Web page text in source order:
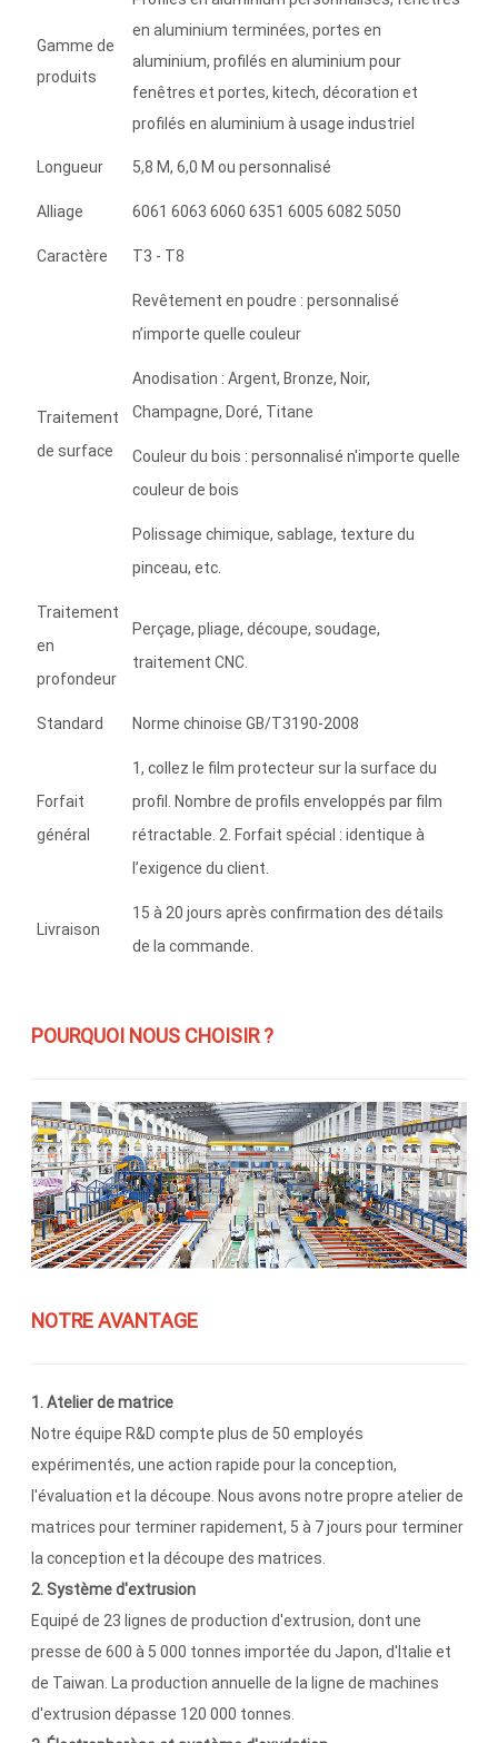
Gamme de
produits
en aluminium terminées, portes en
aluminium, profilés en aluminium pour
fenêtres et portes, kitech, décoration et
profilés en aluminium à usage industriel
Longueur 5,8 M, 6,0 M ou personnalisé
Alliage 6061 6063 6060 6351 6005 6082 5050
Caractère T3 - T8
Traitement
de surface
Revêtement en poudre : personnalisé
n’importe quelle couleur
Anodisation : Argent, Bronze, Noir,
Champagne, Doré, Titane
Couleur du bois : personnalisé n'importe quelle
couleur de bois
Polissage chimique, sablage, texture du
pinceau, etc.
Traitement
en
profondeur
Perçage, pliage, découpe, soudage,
traitement CNC.
Standard Norme chinoise GB/T3190-2008
Forfait
général
1, collez le film protecteur sur la surface du
profil. Nombre de profils enveloppés par film
rétractable. 2. Forfait spécial : identique à
l’exigence du client.
Livraison
15 à 20 jours après confirmation des détails
de la commande.
POURQUOI NOUS CHOISIR ?
NOTRE AVANTAGE
1. Atelier de matrice
Notre équipe R&D compte plus de 50 employés
expérimentés, une action rapide pour la conception,
l'évaluation et la découpe. Nous avons notre propre atelier de
matrices pour terminer rapidement, 5 à 7 jours pour terminer
la conception et la découpe des matrices.
2. Système d'extrusion
Equipé de 23 lignes de production d'extrusion, dont une
presse de 600 à 5 000 tonnes importée du Japon, d'Italie et
de Taiwan. La production annuelle de la ligne de machines
d'extrusion dépasse 120 000 tonnes.